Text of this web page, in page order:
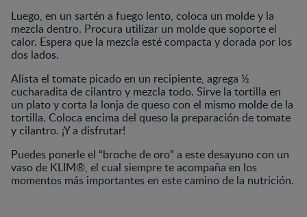
Luego, en un sartén a fuego lento, coloca un molde y la
mezcla dentro. Procura utilizar un molde que soporte el
calor. Espera que la mezcla esté compacta y dorada por los
dos lados.
Alista el tomate picado en un recipiente, agrega ½
cucharadita de cilantro y mezcla todo. Sirve la tortilla en
un plato y corta la lonja de queso con el mismo molde de la
tortilla. Coloca encima del queso la preparación de tomate
y cilantro. ¡Y a disfrutar!
Puedes ponerle el “broche de oro” a este desayuno con un
vaso de KLIM®, el cual siempre te acompaña en los
momentos más importantes en este camino de la nutrición.